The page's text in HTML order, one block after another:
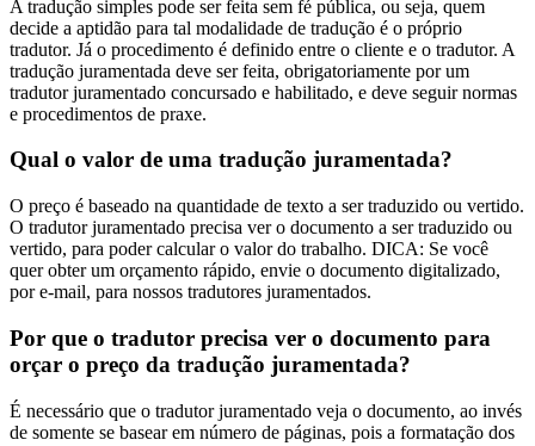
A tradução simples pode ser feita sem fé pública, ou seja, quem
decide a aptidão para tal modalidade de tradução é o próprio
tradutor. Já o procedimento é definido entre o cliente e o tradutor. A
tradução juramentada deve ser feita, obrigatoriamente por um
tradutor juramentado concursado e habilitado, e deve seguir normas
e procedimentos de praxe.
Qual o valor de uma tradução juramentada?
O preço é baseado na quantidade de texto a ser traduzido ou vertido.
O tradutor juramentado precisa ver o documento a ser traduzido ou
vertido, para poder calcular o valor do trabalho. DICA: Se você
quer obter um orçamento rápido, envie o documento digitalizado,
por e-mail, para nossos tradutores juramentados.
Por que o tradutor precisa ver o documento para
orçar o preço da tradução juramentada?
É necessário que o tradutor juramentado veja o documento, ao invés
de somente se basear em número de páginas, pois a formatação dos